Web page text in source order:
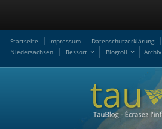
Startseite Impressum Datenschutzerklärung
Niedersachsen
Ressort Blogroll Archiv